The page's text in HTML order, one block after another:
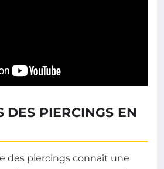
DES PIERCINGS EN
des piercings connaît une